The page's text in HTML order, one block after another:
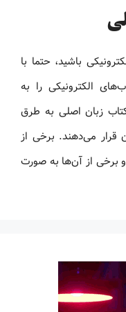
باشید، حتما با
الکترونیکی را به
زبان اصلی به طرق
قرار می‌دهند. برخی از
برخی از آن‌ها به صورت